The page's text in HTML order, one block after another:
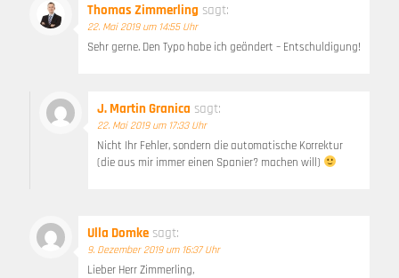
Thomas Zimmerling sagt:
22. Mai 2019 um 14:55 Uhr
Sehr gerne. Den Typo habe ich geändert – Entschuldigung!
J. Martin Granica sagt:
22. Mai 2019 um 17:33 Uhr
Nicht Ihr Fehler, sondern die automatische Korrektur
(die aus mir immer einen Spanier? machen will)
Ulla Domke sagt:
9. Dezember 2019 um 16:37 Uhr
Lieber Herr Zimmerling,